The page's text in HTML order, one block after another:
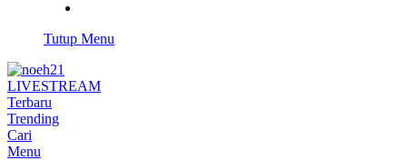
Tutup Menu
LIVESTREAM
Terbaru
Trending
Cari
Menu